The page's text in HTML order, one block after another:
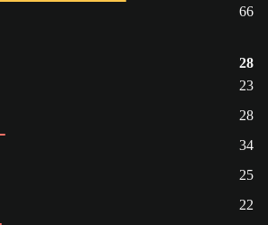
66
28
23
28
34
25
22